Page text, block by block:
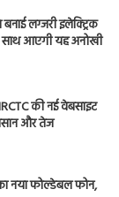
लग्जरी इलेक्ट्रिक
साथ आएगी यह अनोखी
की नई वेबसाइट
और तेज
नया फोल्डेबल फोन,